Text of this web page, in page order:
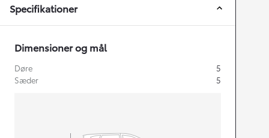
Specifikationer
Dimensioner og mål
Døre
5
Sæder
5